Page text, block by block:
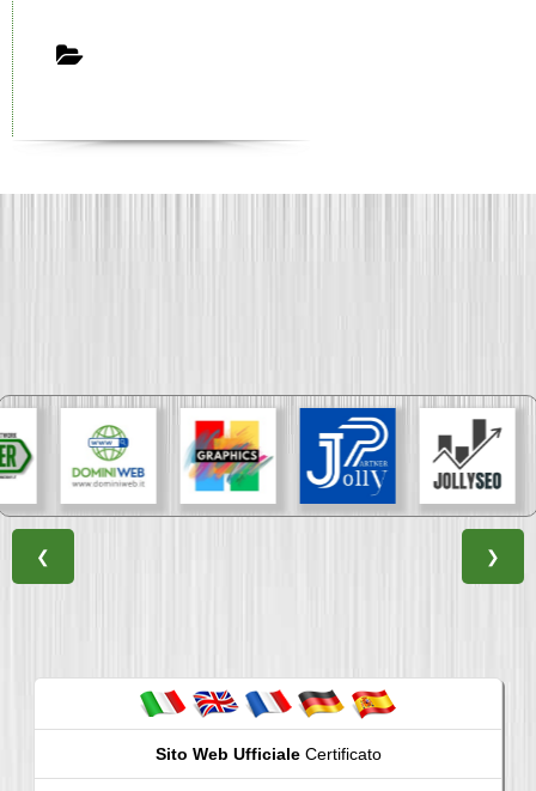
❮ ❯
Sito Web UfficialeCertificato